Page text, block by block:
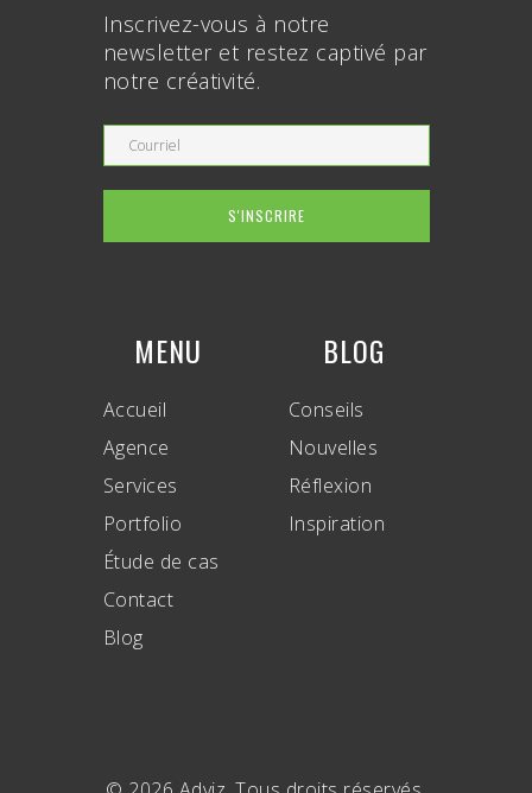
Inscrivez-vous à notre
newsletter et restez captivé par
notre créativité.
MENU
Accueil
Agence
Services
Portfolio
Étude de cas
Contact
Blog
BLOG
Conseils
Nouvelles
Réflexion
Inspiration